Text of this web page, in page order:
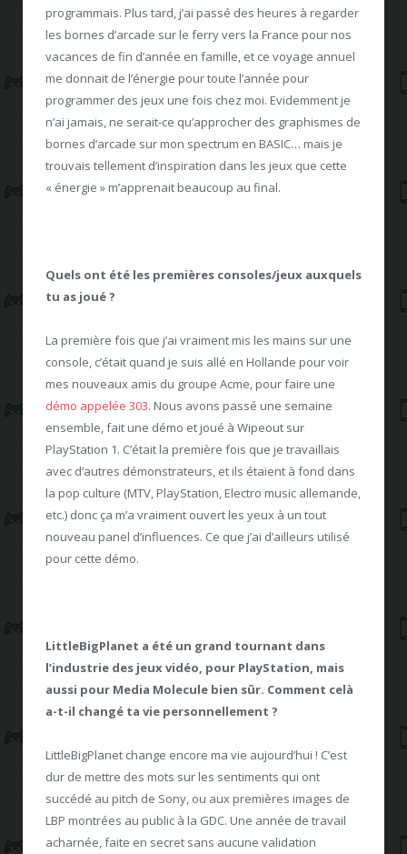
programmais. Plus tard, j’ai passé des heures à regarder
les bornes d’arcade sur le ferry vers la France pour nos
vacances de fin d’année en famille, et ce voyage annuel
me donnait de l’énergie pour toute l’année pour
programmer des jeux une fois chez moi. Evidemment je
n’ai jamais, ne serait-ce qu’approcher des graphismes de
bornes d’arcade sur mon spectrum en BASIC… mais je
trouvais tellement d’inspiration dans les jeux que cette
« énergie » m’apprenait beaucoup au final.
Quels ont été les premières consoles/jeux auxquels
tu as joué ?
La première fois que j’ai vraiment mis les mains sur une
console, c’était quand je suis allé en Hollande pour voir
mes nouveaux amis du groupe Acme, pour faire une
démo appelée 303. Nous avons passé une semaine
ensemble, fait une démo et joué à Wipeout sur
PlayStation 1. C’était la première fois que je travaillais
avec d’autres démonstrateurs, et ils étaient à fond dans
la pop culture (MTV, PlayStation, Electro music allemande,
etc.) donc ça m’a vraiment ouvert les yeux à un tout
nouveau panel d’influences. Ce que j’ai d’ailleurs utilisé
pour cette démo.
LittleBigPlanet a été un grand tournant dans
l’industrie des jeux vidéo, pour PlayStation, mais
aussi pour Media Molecule bien sûr. Comment celà
a-t-il changé ta vie personnellement ?
LittleBigPlanet change encore ma vie aujourd’hui ! C’est
dur de mettre des mots sur les sentiments qui ont
succédé au pitch de Sony, ou aux premières images de
LBP montrées au public à la GDC. Une année de travail
acharnée, faite en secret sans aucune validation